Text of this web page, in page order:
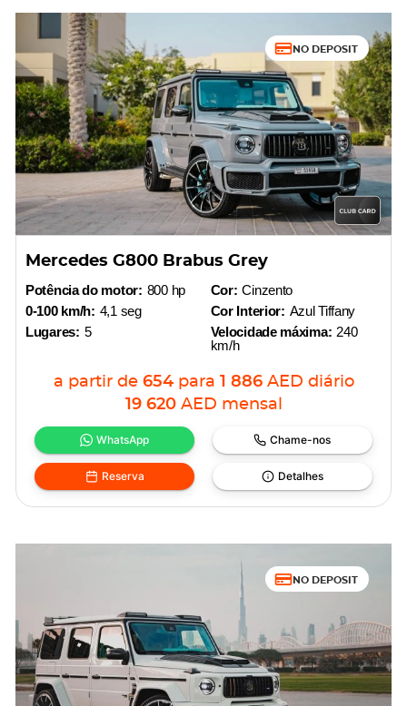
NO DEPOSIT
Mercedes G800 Brabus Grey
Potência do motor: 800 hp
0-100 km/h: 4,1 seg
Lugares: 5
Cor: Cinzento
Cor Interior: Azul Tiffany
Velocidade máxima: 240
km/h
a partir de 654 para 1 886 AED diário
19 620 AED mensal
WhatsApp Chame-nos
Reserva Detalhes
NO DEPOSIT